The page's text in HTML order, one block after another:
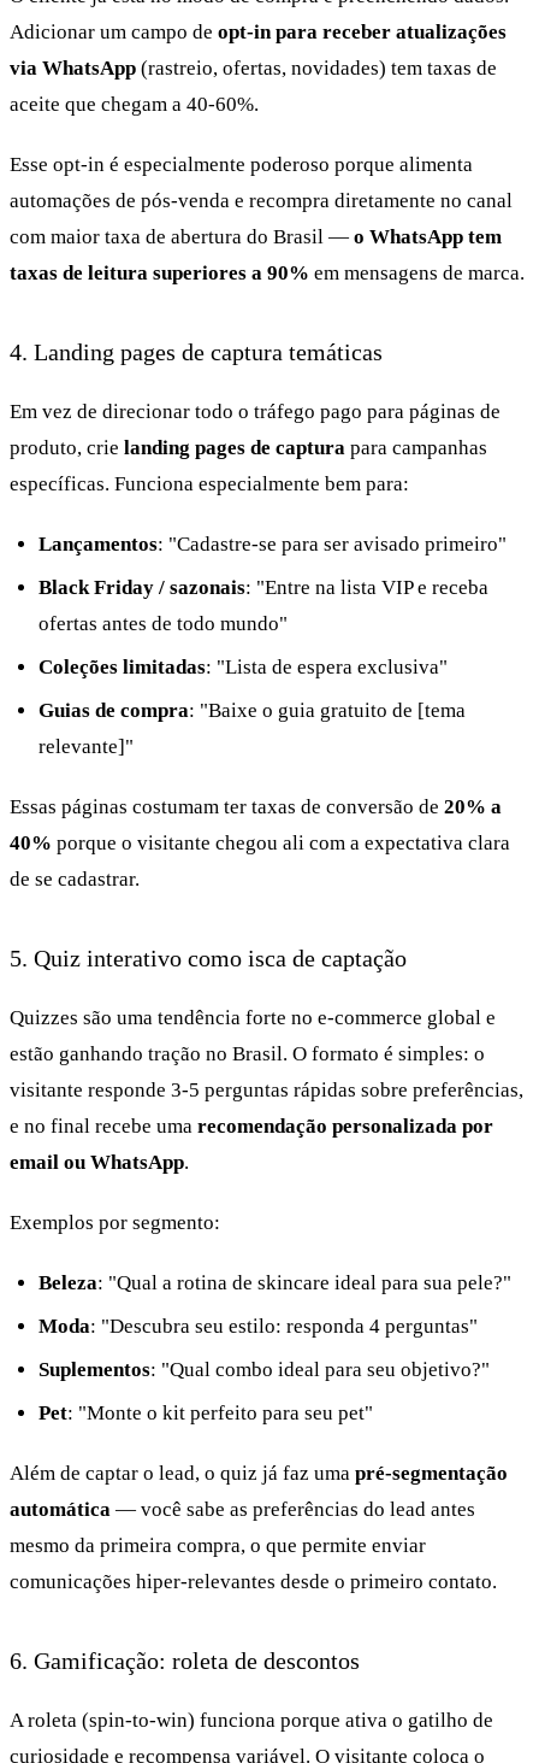
Adicionar um campo de opt-in para receber atualizações
via WhatsApp (rastreio, ofertas, novidades) tem taxas de
aceite que chegam a 40-60%.
Esse opt-in é especialmente poderoso porque alimenta
automações de pós-venda e recompra diretamente no canal
com maior taxa de abertura do Brasil — o WhatsApp tem
taxas de leitura superiores a 90% em mensagens de marca.
4. Landing pages de captura temáticas
Em vez de direcionar todo o tráfego pago para páginas de
produto, crie landing pages de captura para campanhas
específicas. Funciona especialmente bem para:
Lançamentos: "Cadastre-se para ser avisado primeiro"
Black Friday / sazonais: "Entre na lista VIP e receba
ofertas antes de todo mundo"
Coleções limitadas: "Lista de espera exclusiva"
Guias de compra: "Baixe o guia gratuito de [tema
relevante]"
Essas páginas costumam ter taxas de conversão de 20% a
40% porque o visitante chegou ali com a expectativa clara
de se cadastrar.
5. Quiz interativo como isca de captação
Quizzes são uma tendência forte no e-commerce global e
estão ganhando tração no Brasil. O formato é simples: o
visitante responde 3-5 perguntas rápidas sobre preferências,
e no final recebe uma recomendação personalizada por
email ou WhatsApp.
Exemplos por segmento:
Beleza: "Qual a rotina de skincare ideal para sua pele?"
Moda: "Descubra seu estilo: responda 4 perguntas"
Suplementos: "Qual combo ideal para seu objetivo?"
Pet: "Monte o kit perfeito para seu pet"
Além de captar o lead, o quiz já faz uma pré-segmentação
automática — você sabe as preferências do lead antes
mesmo da primeira compra, o que permite enviar
comunicações hiper-relevantes desde o primeiro contato.
6. Gamificação: roleta de descontos
A roleta (spin-to-win) funciona porque ativa o gatilho de
curiosidade e recompensa variável. O visitante coloca o